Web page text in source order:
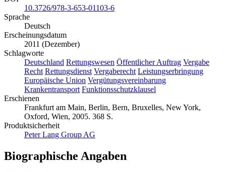
10.3726/978-3-653-01103-6
Sprache
Deutsch
Erscheinungsdatum
2011 (Dezember)
Schlagworte
Deutschland Rettungswesen Öffentlicher Auftrag Vergabe
Recht Rettungsdienst Vergaberecht Leistungserbringung
Europäische Union Vergütungsvereinbarung
Krankentransport
Erschienen
Frankfurt am Main, Berlin, Bern, Bruxelles, New York,
Oxford, Wien, 2005. 368 S.
Produktsicherheit
Biographische Angaben